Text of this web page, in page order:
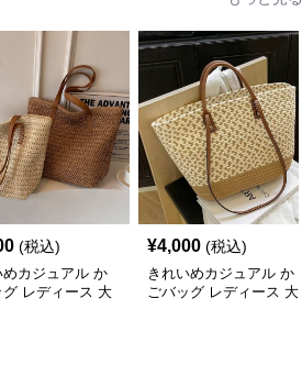
(税込)
めカジュアル か
グ レディース 大
¥4,000 (税込)
きれいめカジュアル か
ごバッグ レディース 大